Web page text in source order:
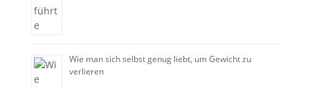
Wie man sich selbst genug liebt, um Gewicht zu
verlieren